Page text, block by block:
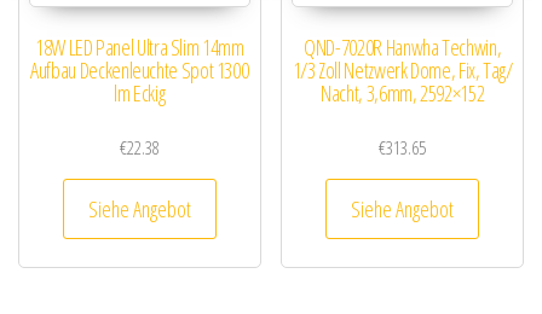
18W LED Panel Ultra Slim 14mm
Aufbau Deckenleuchte Spot 1300
lm Eckig
€22.38
Siehe Angebot
QND-7020R Hanwha Techwin,
1/3 Zoll Netzwerk Dome, Fix, Tag/
Nacht, 3,6mm, 2592×152
€313.65
Siehe Angebot